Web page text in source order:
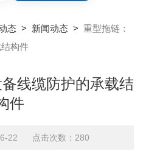
态 > 新闻动态 > 重型拖链：
构件
线缆防护的承载结
件
22 点击次数：280